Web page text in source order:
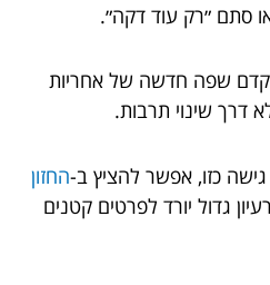
סתם ״רק עוד דקה״.
שפה חדשה של אחריות
דרך שינוי תרבות.
כזו, אפשר להציץ ב-החזון
גדול יורד לפרטים קטנים